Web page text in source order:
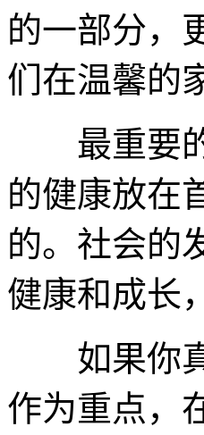
的一部分，
们在温馨的
最重要的
的健康放在
的。社会的
健康和成长
如果你真
作为重点，